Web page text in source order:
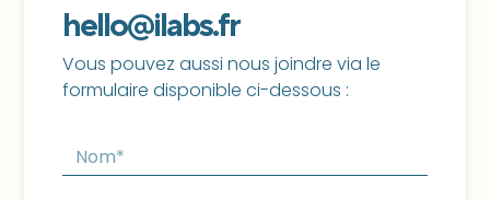
hello@ilabs.fr
Vous pouvez aussi nous joindre via le
formulaire disponible ci-dessous :